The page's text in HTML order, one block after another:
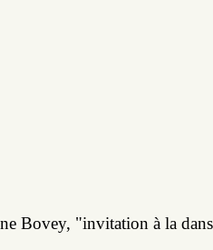
Bovey, "invitation à la